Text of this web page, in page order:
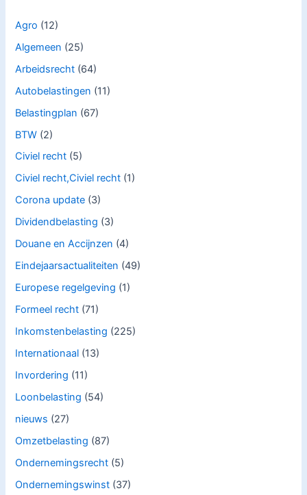
Agro (12)
Algemeen (25)
Arbeidsrecht (64)
Autobelastingen (11)
Belastingplan (67)
BTW (2)
Civiel recht (5)
Civiel recht,Civiel recht (1)
Corona update (3)
Dividendbelasting (3)
Douane en Accijnzen (4)
Eindejaarsactualiteiten (49)
Europese regelgeving (1)
Formeel recht (71)
Inkomstenbelasting (225)
Internationaal (13)
Invordering (11)
Loonbelasting (54)
nieuws (27)
Omzetbelasting (87)
Ondernemingsrecht (5)
Ondernemingswinst (37)